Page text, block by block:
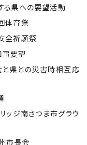
る県への要望活動
体育祭
全祈願祭
要望
県との災害時相互応
ジ南さつま市グラウ
市長会